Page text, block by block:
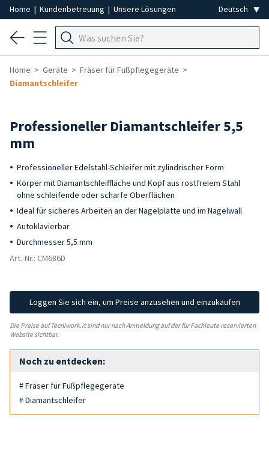
Home | Kundenbetreuung | Unsere Lösungen
Home Geräte
Fräser für Fußpflegegeräte
Diamantschleifer
Professioneller Diamantschleifer 5,5
mm
Professioneller Edelstahl-Schleifer mit zylindrischer Form
Körper mit Diamantschleiffläche und Kopf aus rostfreiem Stahl
ohne schleifende oder scharfe Oberflächen
Ideal für sicheres Arbeiten an der Nagelplatte und im Nagelwall
Autoklavierbar
Durchmesser 5,5 mm
Art.-Nr.: CM686D
Loggen Sie sich ein, um Preise anzusehen und einzukaufen
Die Preise auf Tecniwork.it sind nur nach Anmeldung auf der für Fachleute reservierten
Website sichtbar.
Noch zu entdecken:
# Fräser für Fußpflegegeräte
# Diamantschleifer